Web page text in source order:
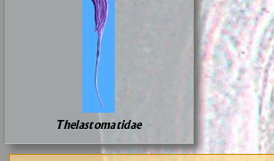
Thelastomatidae